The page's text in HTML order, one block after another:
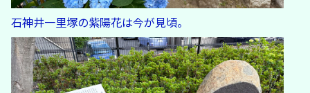
石神井一里塚の紫陽花は今が見頃。